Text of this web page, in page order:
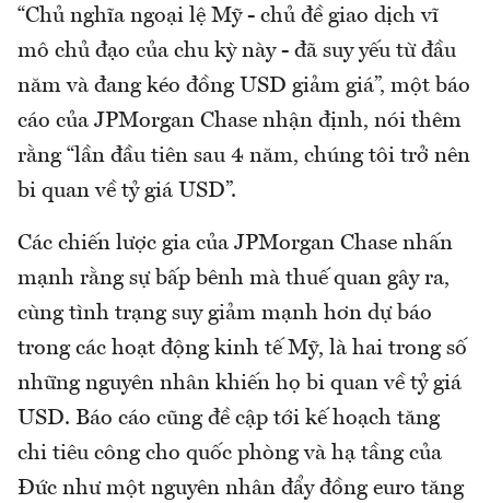
“Chủ nghĩa ngoại lệ Mỹ - chủ đề giao dịch vĩ
mô chủ đạo của chu kỳ này - đã suy yếu từ đầu
năm và đang kéo đồng USD giảm giá”, một báo
cáo của JPMorgan Chase nhận định, nói thêm
rằng “lần đầu tiên sau 4 năm, chúng tôi trở nên
bi quan về tỷ giá USD”.
Các chiến lược gia của JPMorgan Chase nhấn
mạnh rằng sự bấp bênh mà thuế quan gây ra,
cùng tình trạng suy giảm mạnh hơn dự báo
trong các hoạt động kinh tế Mỹ, là hai trong số
những nguyên nhân khiến họ bi quan về tỷ giá
USD. Báo cáo cũng đề cập tới kế hoạch tăng
chi tiêu công cho quốc phòng và hạ tầng của
Đức như một nguyên nhân đẩy đồng euro tăng